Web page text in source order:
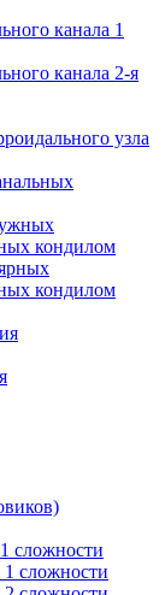
канала 1
канала 2-я
узла
кондилом
кондилом
сложности
1 сложности